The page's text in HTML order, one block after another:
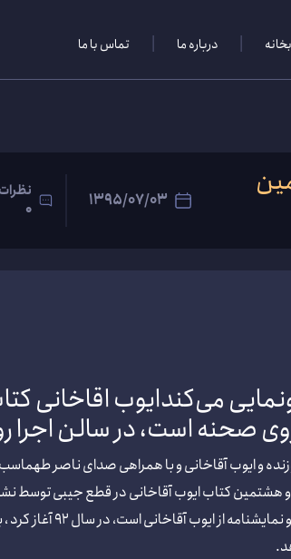
درباره‌ ما تماس با ما
1395/07/03
نظرات
0
می‌کندایوب اقاخانی
روی صحنه است، در سالن اجرا
و ایوب آقاخانی و با همراهی صدای ناصر
و هشتمین کتاب ایوب آقاخانی در قطع جیبی توسط
نشر «سیراف» که کار رسمی خود